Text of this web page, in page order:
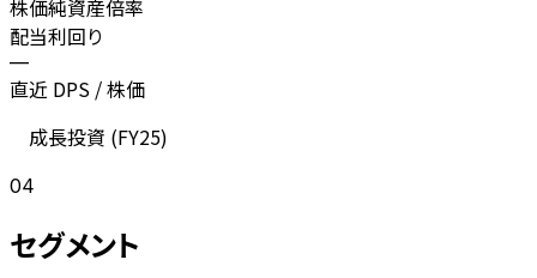
株価純資産倍率
配当利回り
—
直近 DPS / 株価
成長投資 (FY25)
04
セグメント